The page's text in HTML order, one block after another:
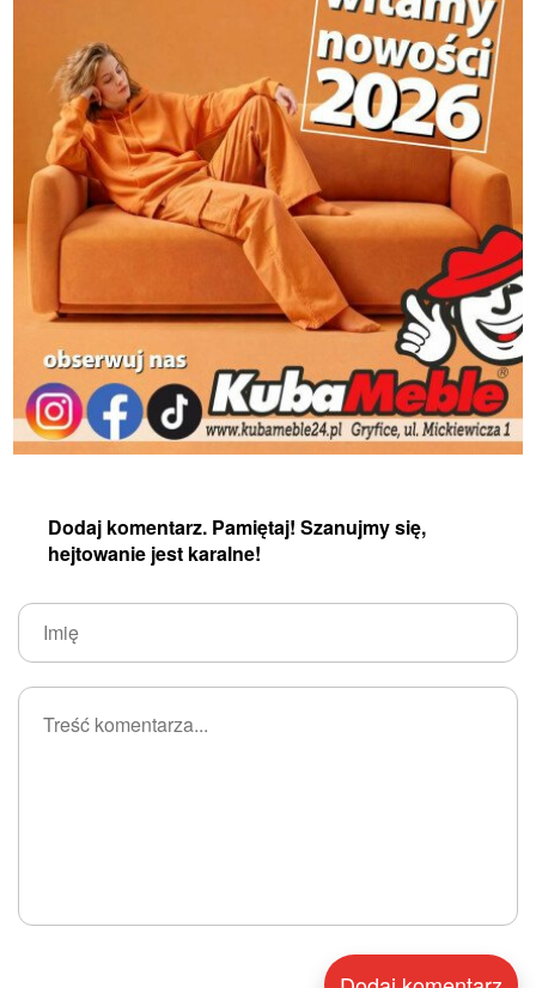
Dodaj komentarz. Pamiętaj! Szanujmy się,
hejtowanie jest karalne!